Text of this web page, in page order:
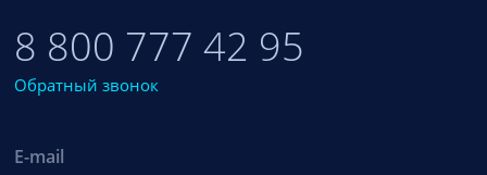
8 800 777 42 95
Обратный звонок
E-mail